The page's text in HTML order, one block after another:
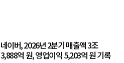
네이버, 2026년 2분기 매출액 3조
3,888억 원, 영업이익 5,203억 원 기록